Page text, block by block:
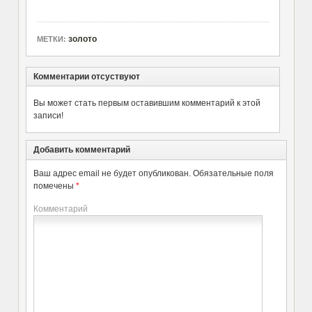
МЕТКИ: золото
Комментарии отсуствуют
Вы может стать первым оставившим комментарий к этой
записи!
Добавить комментарий
Ваш адрес email не будет опубликован. Обязательные поля
помечены *
Комментарий